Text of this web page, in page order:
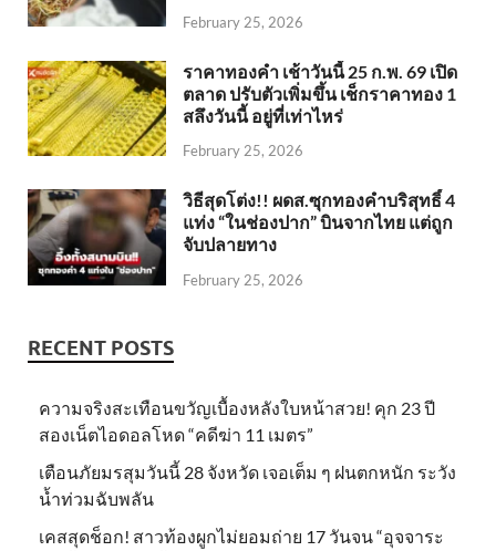
February 25, 2026
ราคาทองคำ เช้าวันนี้ 25 ก.พ. 69 เปิด
ตลาด ปรับตัวเพิ่มขึ้น เช็กราคาทอง 1
สลึงวันนี้ อยู่ที่เท่าไหร่
February 25, 2026
วิธีสุดโต่ง!! ผดส.ซุกทองคำบริสุทธิ์ 4
แท่ง “ในช่องปาก” บินจากไทย แต่ถูก
จับปลายทาง
February 25, 2026
RECENT POSTS
ความจริงสะเทือนขวัญเบื้องหลังใบหน้าสวย! คุก 23 ปี
สองเน็ตไอดอลโหด “คดีฆ่า 11 เมตร”
เตือนภัยมรสุมวันนี้ 28 จังหวัด เจอเต็ม ๆ ฝนตกหนัก ระวัง
น้ำท่วมฉับพลัน
เคสสุดช็อก! สาวท้องผูกไม่ยอมถ่าย 17 วันจน “อุจจาระ